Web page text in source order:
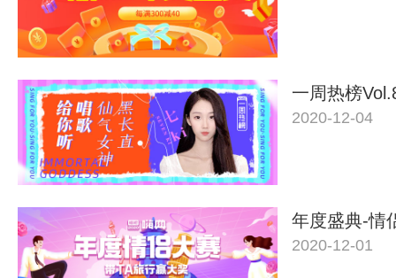
一周热榜
2020-12-04
年度盛典-情
2020-12-01